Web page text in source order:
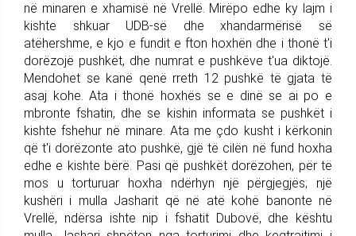
në minaren e xhamisë në Vrellë. Mirëpo edhe ky lajm i
kishte shkuar UDB-së dhe xhandarmërisë së
atëhershme, e kjo e fundit e fton hoxhën dhe i thonë t'i
dorëzojë pushkët, dhe numrat e pushkëve t'ua diktojë.
Mendohet se kanë qenë rreth 12 pushkë të gjata të
asaj kohe. Ata i thonë hoxhës se e dinë se ai po e
mbronte fshatin, dhe se kishin informata se pushkët i
kishte fshehur në minare. Ata me çdo kusht i kërkonin
që t'i dorëzonte ato pushkë, gjë të cilën në fund hoxha
edhe e kishte bërë. Pasi që pushkët dorëzohen, për të
mos u torturuar hoxha ndërhyn një përgjegjës; një
kushëri i mulla Jasharit që në atë kohë banonte në
Vrellë, ndërsa ishte nip i fshatit Dubovë, dhe kështu